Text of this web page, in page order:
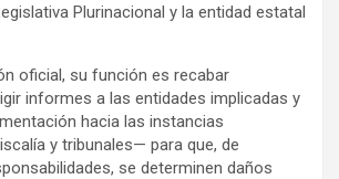
Plurinacional y la entidad estatal
oficial, su función es recabar
informes a las entidades implicadas y
hacia las instancias
y tribunales— para que, de
se determinen daños